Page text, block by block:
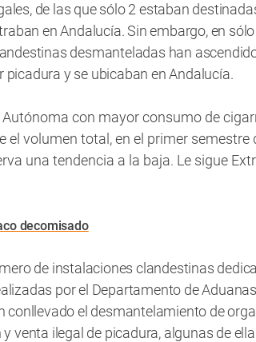
de las que sólo 2 estaban
en Andalucía. Sin embargo, en
desmanteladas han
y se ubicaban en Andalucía.
con mayor consumo de
el volumen total, en el primer semestre
una tendencia a la baja. Le sigue
decomisado
de instalaciones clandestinas
por el Departamento de Aduanas
conllevado el desmantelamiento de
venta ilegal de picadura, algunas de